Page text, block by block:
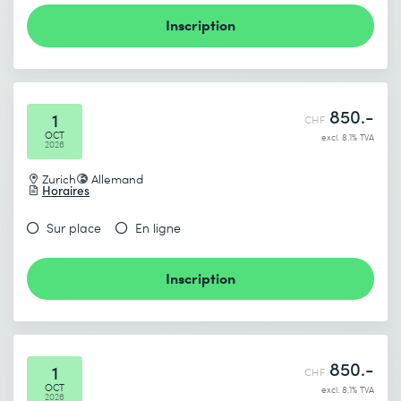
uniques, durée de consultation des pages, nombre
d’abandons
Utiliser Google Analytics pour le SEO et le marketing
Inscription
1
OCT
2026
Zurich Allemand
Horaires
CHF 850.-
excl. 8.1% TVA
Sur place En ligne
Inscription
1
OCT
2026
CHF 850.-
excl. 8.1% TVA